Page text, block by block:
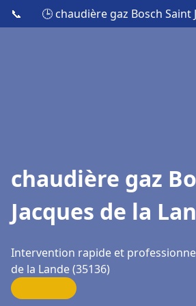
📞 🕒 chaudière gaz Bosch Saint
chaudière gaz
Jacques de la
Intervention rapide et
de la Lande (35136)